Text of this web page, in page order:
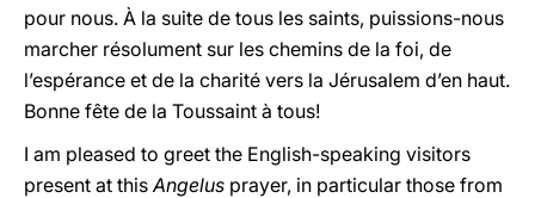
pour nous. À la suite de tous les saints, puissions-nous
marcher résolument sur les chemins de la foi, de
l’espérance et de la charité vers la Jérusalem d’en haut.
Bonne fête de la Toussaint à tous!
I am pleased to greet the English-speaking visitors
present at thisAngelus prayer, in particular those from